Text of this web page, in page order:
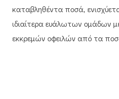
καταβληθέντα ποσά,
ιδιαίτερα ευάλωτων ομάδων
εκκρεμών οφειλών από τα